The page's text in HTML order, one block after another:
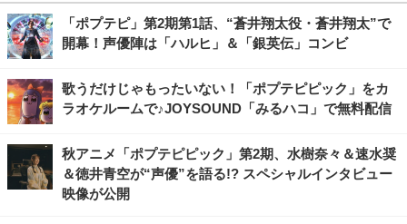
「ポプテピ」第2期第1話、“蒼井翔太役・蒼井翔太”で
開幕！声優陣は「ハルヒ」＆「銀英伝」コンビ
歌うだけじゃもったいない！「ポプテピピック」をカ
ラオケルームで♪JOYSOUND「みるハコ」で無料配信
秋アニメ「ポプテピピック」第2期、水樹奈々＆速水奨
＆徳井青空が“声優”を語る!? スペシャルインタビュー
映像が公開